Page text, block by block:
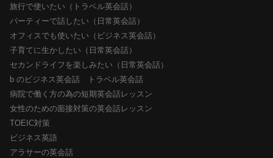
旅行で使いたい（トラベル英会話）
パーティーで話したい（日常英会話）
オフィスでも使いたい（ビジネス英会話）
子育てに生かしたい（日常英会話）
セカンドライフを楽しみたい（日常英会話）
b のビジネス英会話 トラベル英会話
病院で働く方の為の短期英会話レッスン
女性のための面接対策の英会話レッスン
TOEIC対策
ビジネス英語
アラサーの英会話